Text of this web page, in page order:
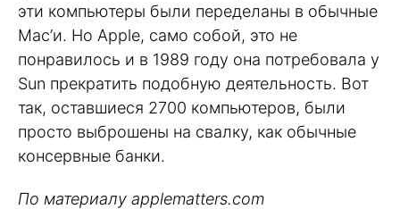
эти компьютеры были переделаны в обычные
Mac’и. Но Apple, само собой, это не
понравилось и в 1989 году она потребовала у
Sun прекратить подобную деятельность. Вот
так, оставшиеся 2700 компьютеров, были
просто выброшены на свалку, как обычные
консервные банки.
По материалу applematters.com